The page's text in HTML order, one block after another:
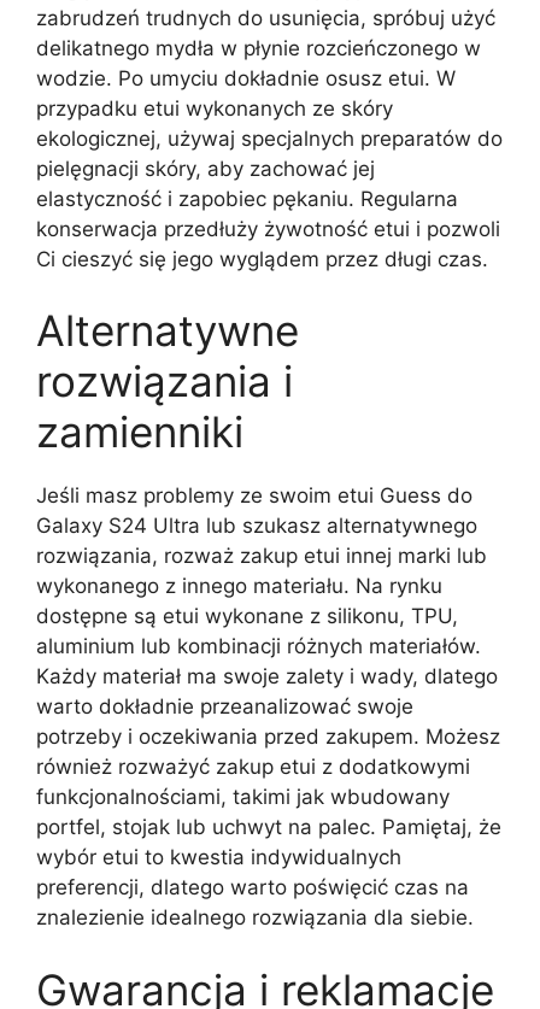
zabrudzeń trudnych do usunięcia, spróbuj użyć
delikatnego mydła w płynie rozcieńczonego w
wodzie. Po umyciu dokładnie osusz etui. W
przypadku etui wykonanych ze skóry
ekologicznej, używaj specjalnych preparatów do
pielęgnacji skóry, aby zachować jej
elastyczność i zapobiec pękaniu. Regularna
konserwacja przedłuży żywotność etui i pozwoli
Ci cieszyć się jego wyglądem przez długi czas.
Alternatywne
rozwiązania i
zamienniki
Jeśli masz problemy ze swoim etui Guess do
Galaxy S24 Ultra lub szukasz alternatywnego
rozwiązania, rozważ zakup etui innej marki lub
wykonanego z innego materiału. Na rynku
dostępne są etui wykonane z silikonu, TPU,
aluminium lub kombinacji różnych materiałów.
Każdy materiał ma swoje zalety i wady, dlatego
warto dokładnie przeanalizować swoje
potrzeby i oczekiwania przed zakupem. Możesz
również rozważyć zakup etui z dodatkowymi
funkcjonalnościami, takimi jak wbudowany
portfel, stojak lub uchwyt na palec. Pamiętaj, że
wybór etui to kwestia indywidualnych
preferencji, dlatego warto poświęcić czas na
znalezienie idealnego rozwiązania dla siebie.
Gwarancja i reklamacje